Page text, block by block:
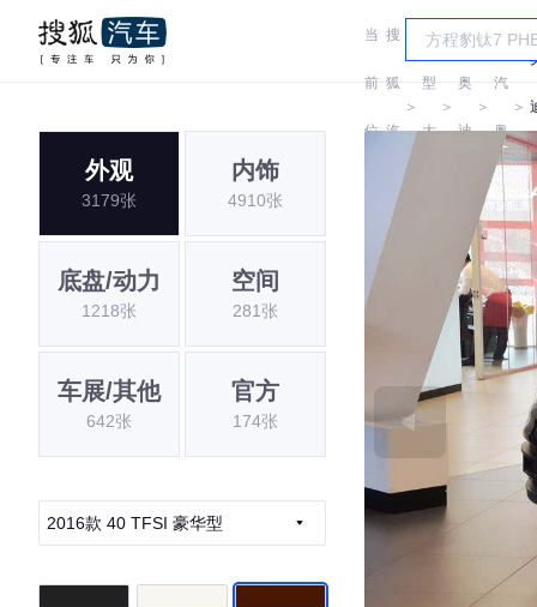
当
前
位
搜
狐
汽
＞
车
型
大
＞
奥
迪
＞
一
汽
奥
迪
＞
外观
3179张
内饰
4910张
底盘/动力
1218张
空间
281张
车展/其他
642张
官方
174张
2016款 40 TFSI 豪华型